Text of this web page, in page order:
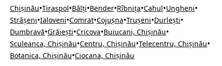
Chișinău•Tiraspol•Bălți•Bender•Rîbnița•Cahul•Ungheni•
Strășeni•Ialoveni•Comrat•Cojușna•Trușeni•Durlești•
Dumbravă•Grăiești•Cricova•Buiucani, Chișinău•
Sculeanca, Chișinău•Centru, Chișinău•Telecentru, Chișinău•
Botanica, Chișinău•Ciocana, Chișinău